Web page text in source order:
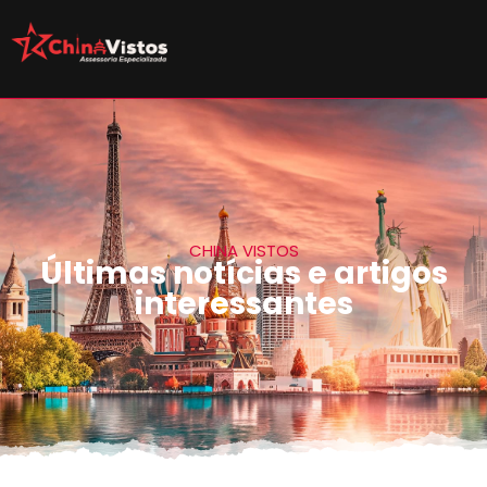
CHINA VISTOS
Últimas notícias e artigos
interessantes